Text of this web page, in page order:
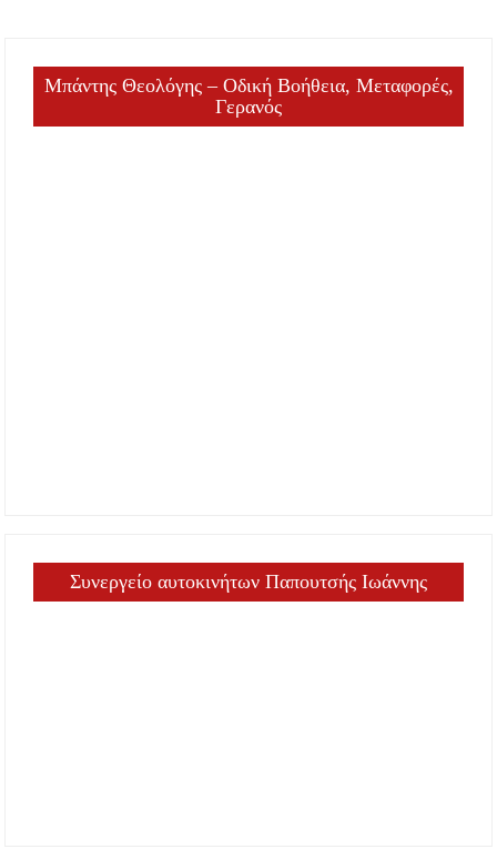
Μπάντης Θεολόγης – Οδική Βοήθεια, Μεταφορές,
Γερανός
Συνεργείο αυτοκινήτων Παπουτσής Ιωάννης